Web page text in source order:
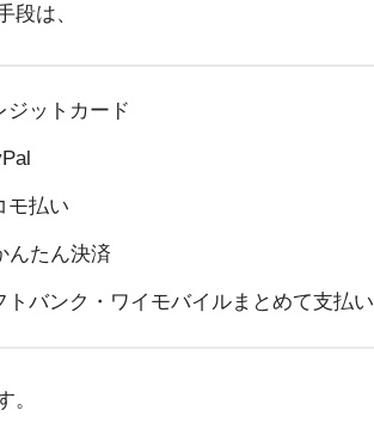
段は、
ジットカード
モ払い
んたん決済
トバンク・ワイモバイルまとめて支払い
。